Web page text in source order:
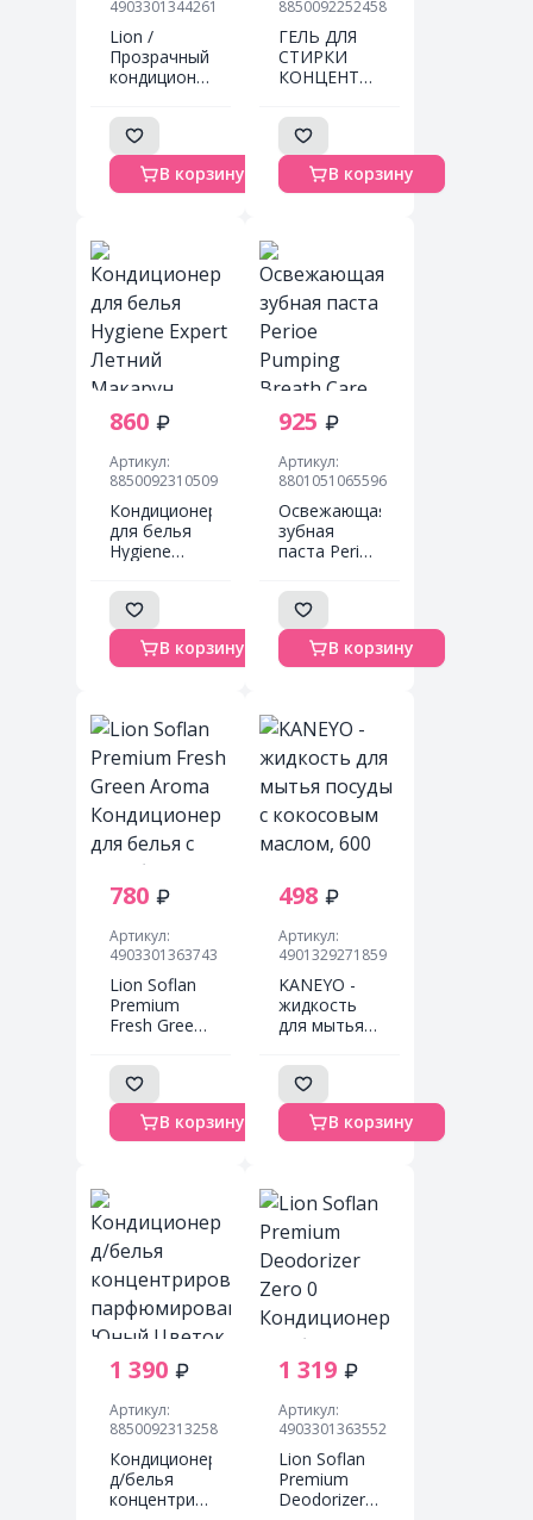
4903301344261
Lion /
Прозрачный
кондиционер
"Soflan Airis"
воздушным
ароматом
«Poolside»
В корзину
8850092252458
ГЕЛЬ ДЛЯ
СТИРКИ
КОНЦЕНТРИРОВАННЫЙ
«ОЧАРОВАТЕЛЬНЫЙ
БУТОН»
HYGIENE
600 mlВ корзину
860
Артикул:
8850092310509
Кондиционер
для белья
Hygiene
Летний
Макарун
концентрированный
парфюмированный
480 мл
В корзину
925
Артикул:
8801051065596
Освежающая
зубная
паста Perioe
Breath Care
Toothpaste
285г
В корзину
780
Артикул:
4903301363743
Lion Soflan
Premium
Fresh Green
Кондиционер
для белья с
антибактериальным
эффектом, с
ароматом
510 мл
В корзину
498
Артикул:
4901329271859
KANEYO -
жидкость
для мытья
кокосовым
маслом, 600
мл
В корзину
1 390
Артикул:
8850092313258
Кондиционер
д/белья
концентрированный
1 319
Артикул:
4903301363552
Lion Soflan
Premium
Deodorizer